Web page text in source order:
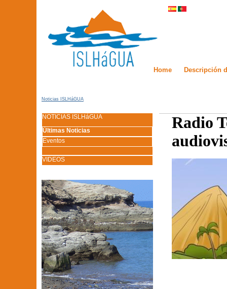
Home Descripción
Noticias ISLHáGUA
NOTICIAS ISLHáGUA
Últimas Noticias
Eventos
VIDEOS
Radio